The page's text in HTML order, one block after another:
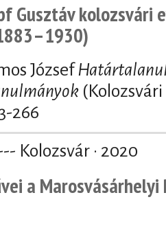
Gusztáv kolozsvári
József
266
Kolozsvár · 2020
a